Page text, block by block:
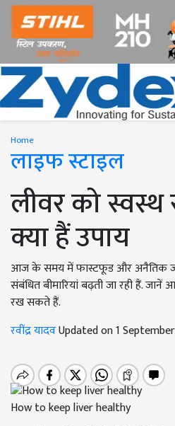
Home
लाइफ स्टाइल
लीवर को
क्या हैं उपाय
आज के समय में फास्टफूड और अनैतिक
संबंधित बीमारियां बढ़ती जा रही हैं.
रख सकते हैं.
रवींद्र यादवUpdated on 1
How to keep liver healthy